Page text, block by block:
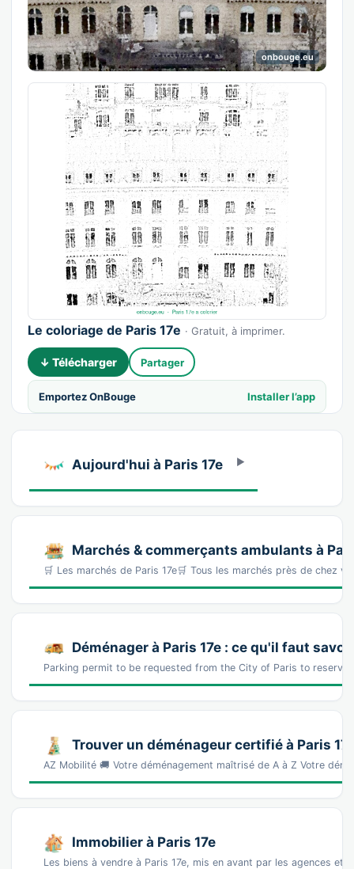
onbouge.eu
Le coloriage de Paris 17e · Gratuit, à imprimer.
↓ Télécharger Partager
Emportez OnBouge Installer l’app
Aujourd'hui à Paris 17e
Marchés & commerçants ambulants à
🛒 Les marchés de Paris 17e🛒 Tous les marchés près de chez
Déménager à Paris 17e : ce qu'il faut savoir
Parking permit to be requested from the City of Paris to
Trouver un déménageur certifié à Paris
AZ Mobilité 🚚 Votre déménagement maîtrisé de A à Z Votre
Immobilier à Paris 17e
Les biens à vendre à Paris 17e, mis en avant par les agences et